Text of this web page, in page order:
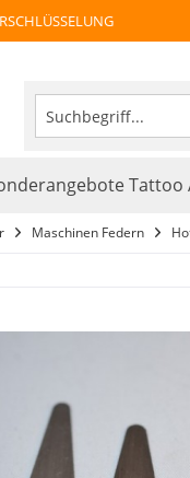
Tattoo
Maschinen Federn